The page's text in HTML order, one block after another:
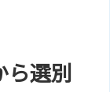
ら選別